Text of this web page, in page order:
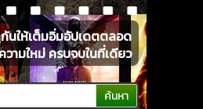
นให้เต็มอิ่มอัปเดตตลอด
วามใหม่ ครบจบในที่เดียว
ค้นหา